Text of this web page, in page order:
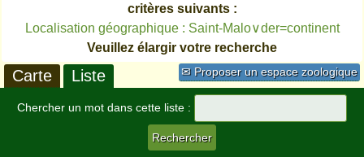
critères suivants :
Localisation géographique : Saint-Malo∨der=continent
Veuillez élargir votre recherche
✉ Proposer un espace zoologique
Carte Liste
Chercher un mot dans cette liste :